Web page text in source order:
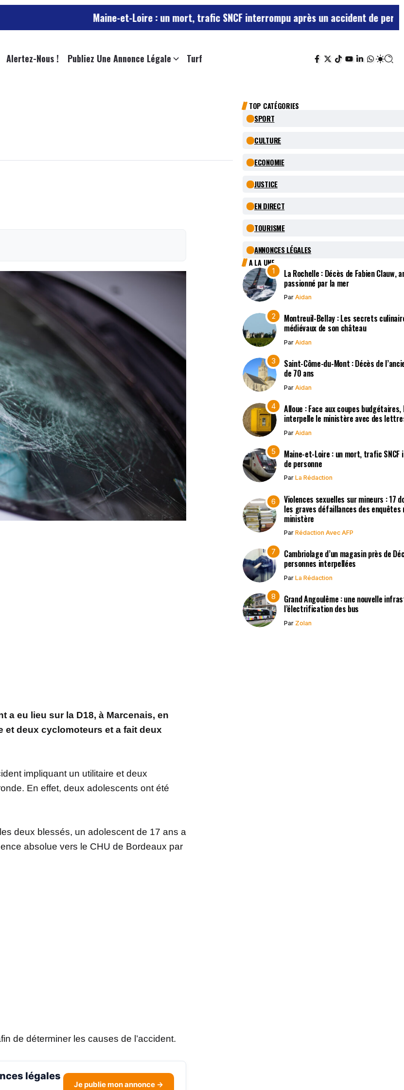
Maine-et-Loire : un mort, trafic SNCF interrompu après un accident de personne
Alertez-Nous ! Publiez Une Annonce Légale Turf
a eu lieu sur la D18, à Marcenais, en
deux cyclomoteurs et a fait deux
impliquant un utilitaire et deux
En effet, deux adolescents ont été
deux blessés, un adolescent de 17 ans a
absolue vers le CHU de Bordeaux par
de déterminer les causes de l’accident.
légales
Je publie mon annonce →
TOP CATÉGORIES
SPORT
CULTURE
ECONOMIE
JUSTICE
EN DIRECT
TOURISME
ANNONCES LÉGALES
A LA UNE
La Rochelle : Décès de Fabien
passionné par la mer
Par Aidan
Montreuil-Bellay : Les secrets
médiévaux de son château
Par Aidan
Saint-Côme-du-Mont : Décès de
de 70 ans
Par Aidan
Alloue : Face aux coupes
interpelle le ministère avec des
Par Aidan
Maine-et-Loire : un mort, trafic
de personne
Par La Rédaction
Violences sexuelles sur mineurs : 17
les graves défaillances des
ministère
Par Rédaction Avec AFP
Cambriolage d’un magasin près de
personnes interpellées
Par La Rédaction
Grand Angoulême : une nouvelle
l’électrification des bus
Par Zolan